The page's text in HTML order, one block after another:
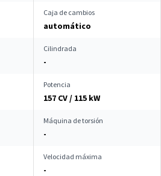
Caja de cambios
automático
Cilindrada
-
Potencia
157 CV / 115 kW
Máquina de torsión
-
Velocidad máxima
-